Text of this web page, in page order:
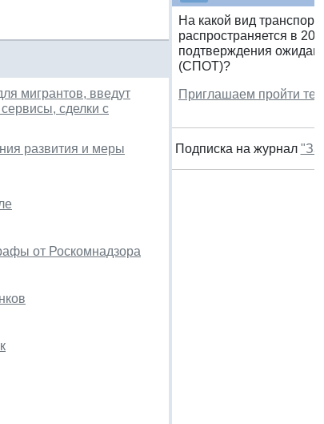
мигрантов, введут
сделки с
развития и меры
от Роскомнадзора
На какой вид
распространяется в
подтверждения
(СПОТ)?
Приглашаем пройти
Подписка на журнал